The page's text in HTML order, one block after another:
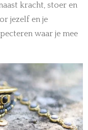
kracht, stoer en
jezelf en je
waar je mee